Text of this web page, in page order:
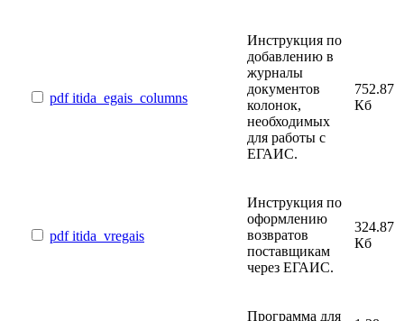
pdf itida_egais_columns
Инструкция по
добавлению в
журналы
документов
колонок,
необходимых
для работы с
ЕГАИС.
752.87
Кб
pdf itida_vregais
Инструкция по
оформлению
возвратов
поставщикам
через ЕГАИС.
324.87
Кб
Программа для